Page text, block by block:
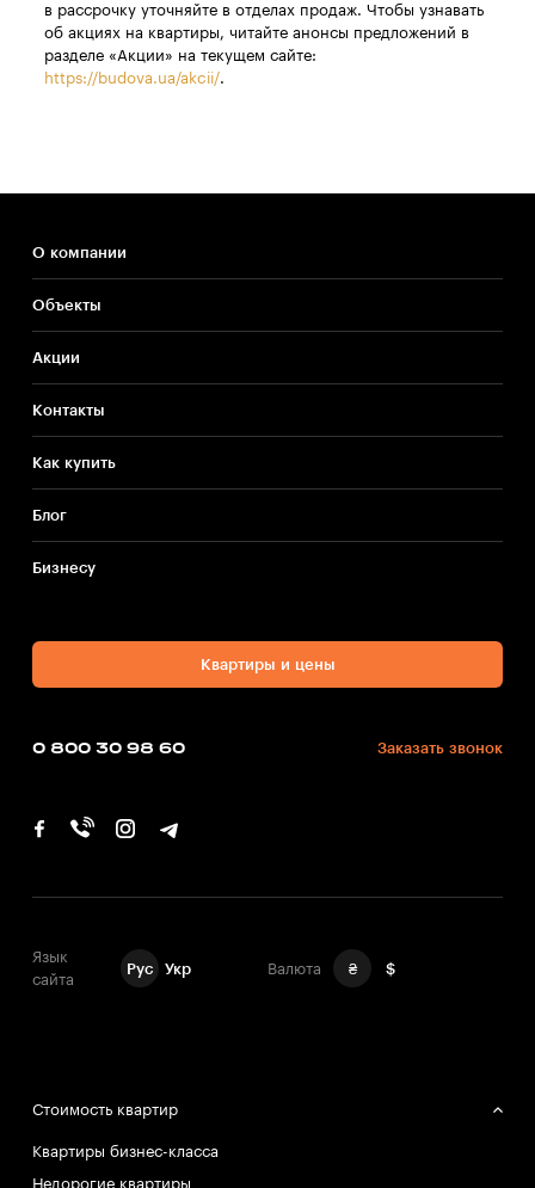
в рассрочку уточняйте в отделах продаж. Чтобы узнавать
об акциях на квартиры, читайте анонсы предложений в
разделе «Акции» на текущем сайте:
https://budova.ua/akcii/.
О компании
Объекты
Акции
Контакты
Как купить
Блог
Бизнесу
Квартиры и цены
0 800 30 98 60 Заказать звонок
Язык
сайта
Рус Укр Валюта ₴ $
Стоимость квартир
Квартиры бизнес-класса
Недорогие квартиры